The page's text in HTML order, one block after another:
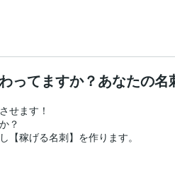
ってますか？あなたの名
せます！
？
【稼げる名刺】を作ります。